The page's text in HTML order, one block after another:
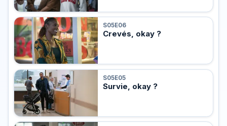
S05E06
Crevés, okay ?
S05E05
Survie, okay ?